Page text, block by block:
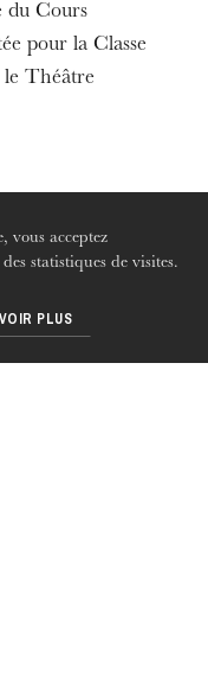
vous acceptez
statistiques de visites.
PLUS
du Cours
pour la Classe
le Théâtre